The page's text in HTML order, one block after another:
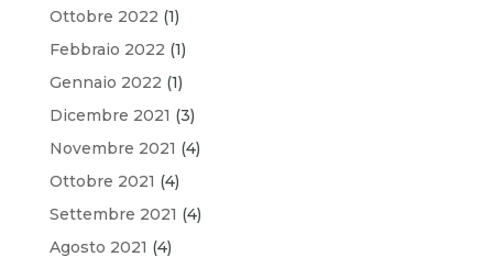
Ottobre 2022 (1)
Febbraio 2022 (1)
Gennaio 2022 (1)
Dicembre 2021 (3)
Novembre 2021 (4)
Ottobre 2021 (4)
Settembre 2021 (4)
Agosto 2021 (4)